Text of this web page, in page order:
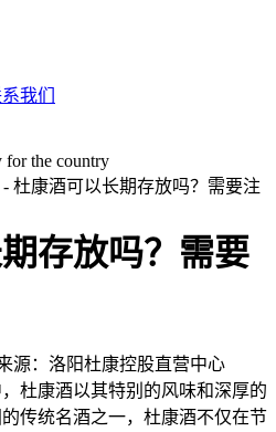
我们
for the country
- 杜康酒可以长期存放吗？需要注
存放吗？需要
源：洛阳杜康控股直营中心
康酒以其特别的风味和深厚的
传统名酒之一，杜康酒不仅在节